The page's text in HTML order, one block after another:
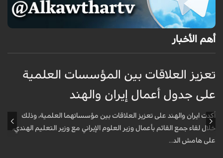
أهم الأخبار
تعزيز العلاقات بين المؤسسات العلمية
على جدول أعمال إيران والهند
أكدت ايران والهند على تعزيز العلاقات بين مؤسساتهما العلمية، وذلك
خلال لقاء جمع القائم بأعمال وزير العلوم الإيراني مع وزير التعليم الهندي،
على هامش الد...